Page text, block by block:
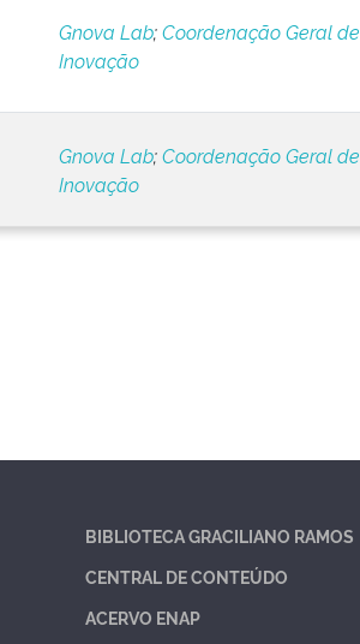
Gnova Lab;Coordenação Geral de
Inovação
Gnova Lab;Coordenação Geral de
Inovação
BIBLIOTECA GRACILIANO RAMOS
CENTRAL DE CONTEÚDO
ACERVO ENAP